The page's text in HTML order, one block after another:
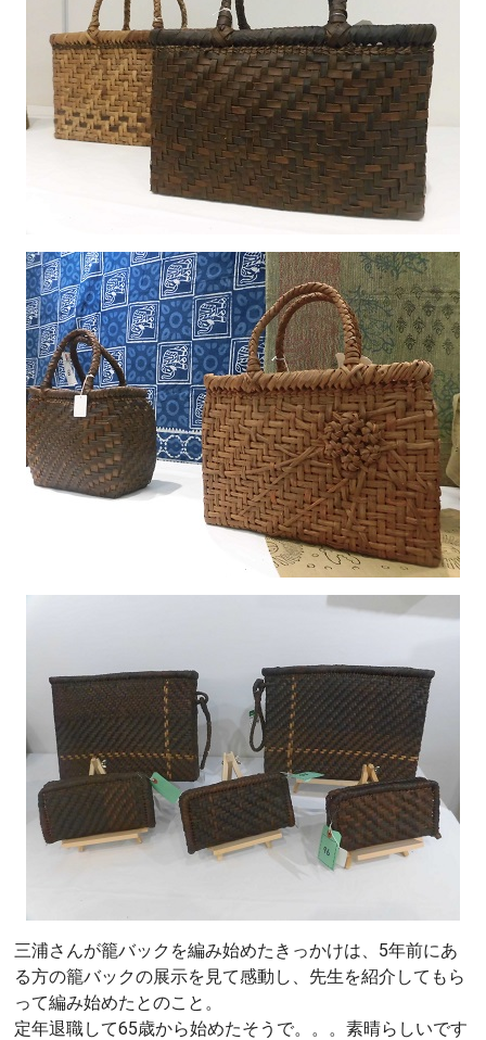
三浦さんが籠バックを編み始めたきっかけは、5年前にあ
る方の籠バックの展示を見て感動し、先生を紹介してもら
って編み始めたとのこと。
定年退職して65歳から始めたそうで。。。素晴らしいです